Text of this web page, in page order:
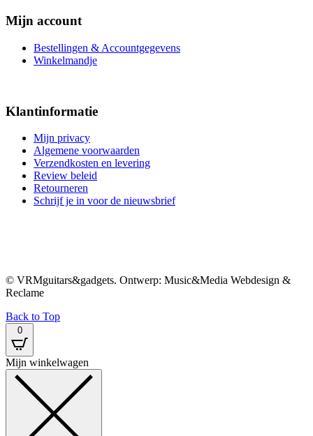
Mijn account
Bestellingen & Accountgegevens
Winkelmandje
Klantinformatie
Mijn privacy
Algemene voorwaarden
Verzendkosten en levering
Review beleid
Retourneren
Schrijf je in voor de nieuwsbrief
© VRMguitars&gadgets. Ontwerp: Music&Media Webdesign &
Reclame
Back to Top
0
Mijn winkelwagen